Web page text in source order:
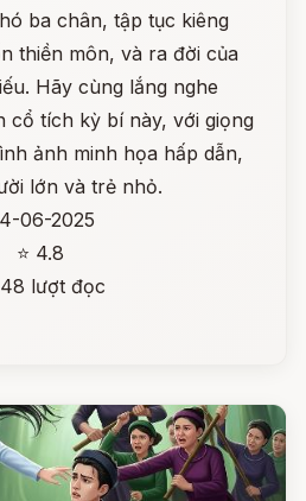
ba chân, tập tục kiêng
thiền môn, và ra đời của
Hãy cùng lắng nghe
cổ tích kỳ bí này, với giọng
ảnh minh họa hấp dẫn,
lớn và trẻ nhỏ.
06-2025
⭐ 4.8
lượt đọc